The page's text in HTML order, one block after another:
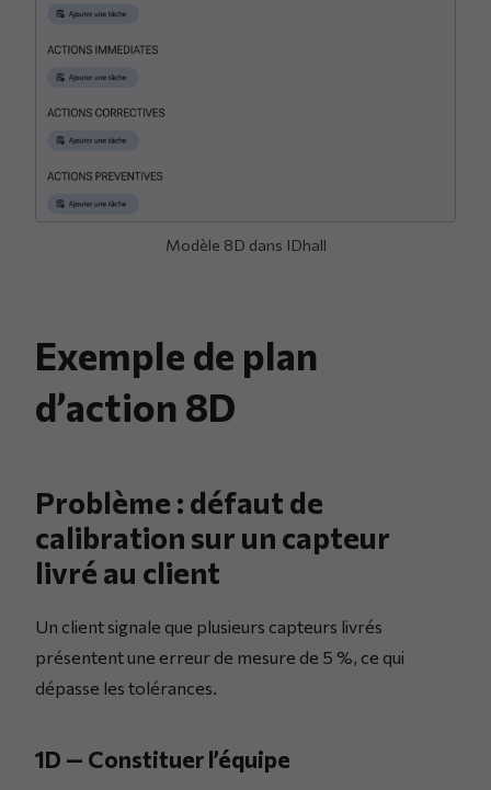
Modèle 8D dans IDhall
Exemple de plan
d’action 8D
Problème : défaut de
calibration sur un capteur
livré au client
Un client signale que plusieurs capteurs livrés
présentent une erreur de mesure de 5 %, ce qui
dépasse les tolérances.
1D — Constituer l’équipe